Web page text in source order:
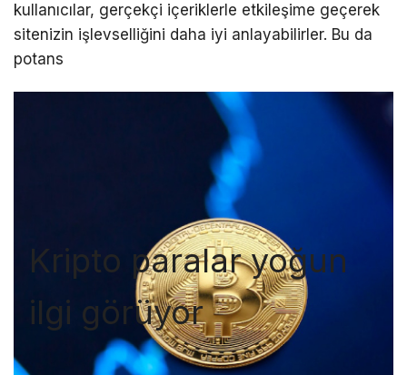
kullanıcılar, gerçekçi içeriklerle etkileşime geçerek
sitenizin işlevselliğini daha iyi anlayabilirler. Bu da
potans
Kripto paralar yoğun
ilgi görüyor